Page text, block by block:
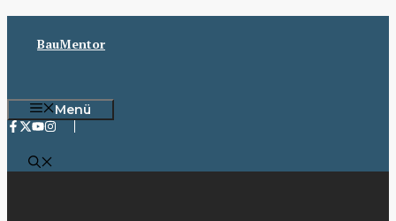
InhaltBauMentor
Menü